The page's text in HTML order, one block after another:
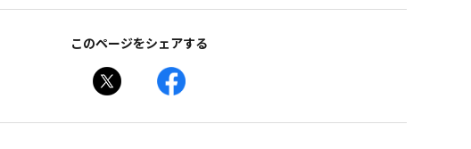
このページをシェアする